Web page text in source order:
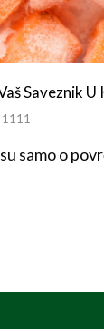
Saveznik U
1111
samo o